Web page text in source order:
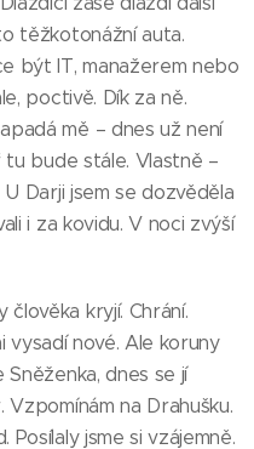
těžkotonážní auta.
být IT, manažerem nebo
poctivě. Dík za ně.
mě – dnes už není
tu bude stále. Vlastně –
Darji jsem se dozvěděla
i za kovidu. V noci zvýší
kryjí. Chrání.
vysadí nové. Ale koruny
dnes se jí
na Drahušku.
Posílaly jsme si vzájemně.